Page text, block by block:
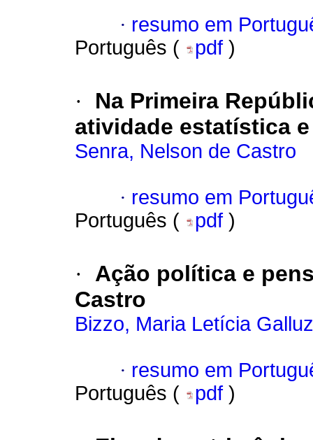
· resumo em
Português (
pdf )
·
Na Primeira
atividade estatística
Senra, Nelson de Castro
· resumo em
Português (
pdf )
·
Ação política e
Castro
Bizzo, Maria Letícia
· resumo em
Português (
pdf )